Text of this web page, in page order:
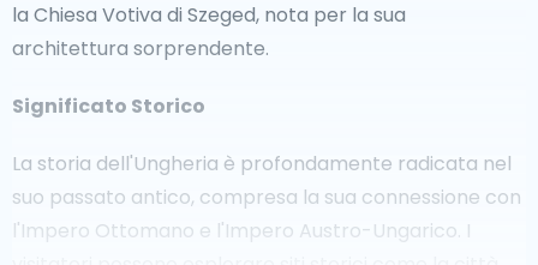
la Chiesa Votiva di Szeged, nota per la sua
architettura sorprendente.
Significato Storico
La storia dell'Ungheria è profondamente radicata nel
suo passato antico, compresa la sua connessione con
l'Impero Ottomano e l'Impero Austro-Ungarico. I